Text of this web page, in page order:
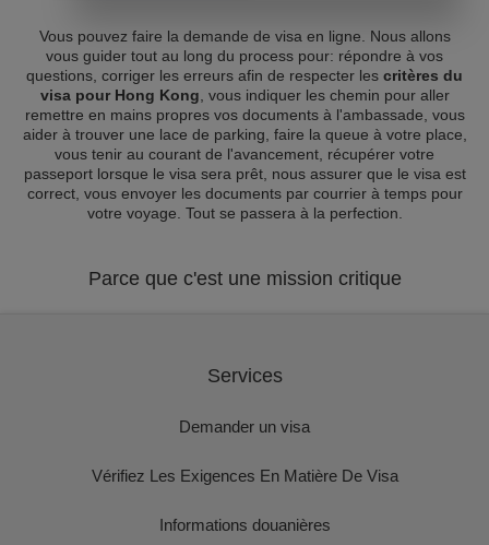
Vous pouvez faire la demande de visa en ligne. Nous allons
vous guider tout au long du process pour: répondre à vos
questions, corriger les erreurs afin de respecter les critères du
visa pour Hong Kong , vous indiquer les chemin pour aller
remettre en mains propres vos documents à l'ambassade, vous
aider à trouver une lace de parking, faire la queue à votre place,
vous tenir au courant de l'avancement, récupérer votre
passeport lorsque le visa sera prêt, nous assurer que le visa est
correct, vous envoyer les documents par courrier à temps pour
votre voyage. Tout se passera à la perfection.
Parce que c'est une mission critique
Services
Demander un visa
Vérifiez Les Exigences En Matière De Visa
Informations douanières